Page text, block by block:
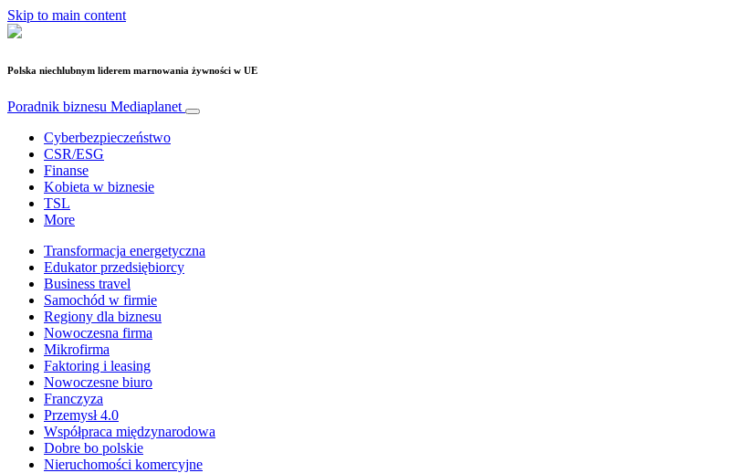
Skip to main content
Polska niechlubnym liderem marnowania żywności w UE
Poradnik biznesu Mediaplanet
Cyberbezpieczeństwo
CSR/ESG
Finanse
Kobieta w biznesie
TSL
More
Transformacja energetyczna
Edukator przedsiębiorcy
Business travel
Samochód w firmie
Regiony dla biznesu
Nowoczesna firma
Mikrofirma
Faktoring i leasing
Nowoczesne biuro
Franczyza
Przemysł 4.0
Współpraca międzynarodowa
Dobre bo polskie
Nieruchomości komercyjne